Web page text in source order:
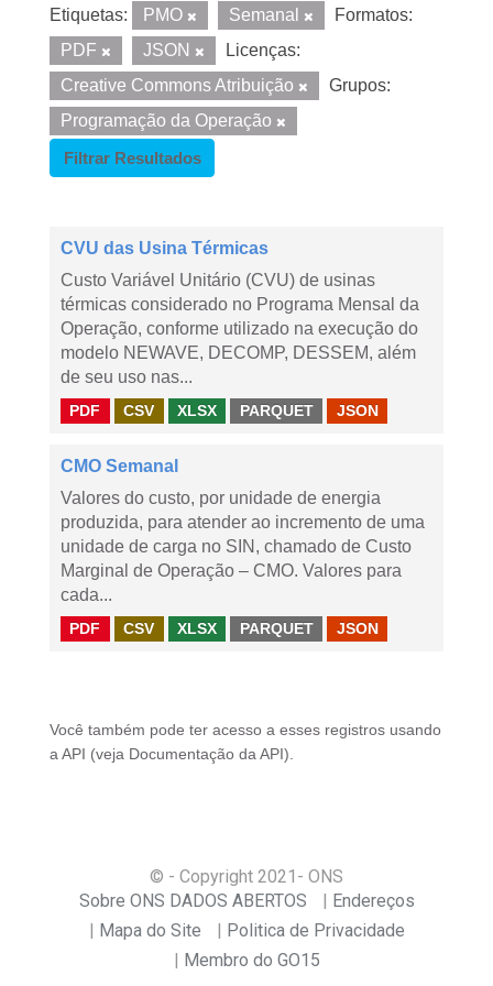
Etiquetas: PMO Semanal
Formatos:
PDF
JSON
Licenças:
Creative Commons Atribuição
Grupos:
Programação da Operação
Filtrar Resultados
CVU das Usina Térmicas
Custo Variável Unitário (CVU) de usinas
térmicas considerado no Programa Mensal da
Operação, conforme utilizado na execução do
modelo NEWAVE, DECOMP, DESSEM, além
de seu uso nas...
PDF CSV XLSX PARQUET JSON
CMO Semanal
Valores do custo, por unidade de energia
produzida, para atender ao incremento de uma
unidade de carga no SIN, chamado de Custo
Marginal de Operação – CMO. Valores para
cada...
PDF CSV XLSX PARQUET JSON
Você também pode ter acesso a esses registros usando
a API (veja Documentação da API ).
© - Copyright 2021 - ONS
Sobre ONS DADOS ABERTOS
Endereços
Mapa do Site
Politica de Privacidade
Membro do GO15